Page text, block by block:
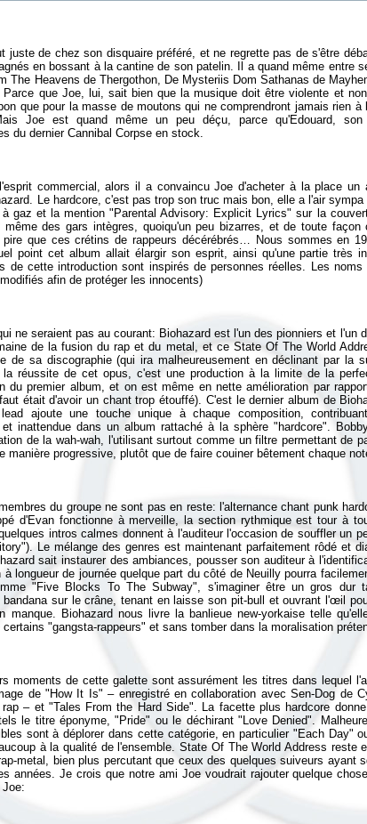
juste de chez son disquaire préféré, et ne regrette pas de s'être
en bossant à la cantine de son patelin. Il a quand même entre
The Heavens de Thergothon, De Mysteriis Dom Sathanas de
Parce que Joe, lui, sait bien que la musique doit être violente et
que pour la masse de moutons qui ne comprendront jamais rien
Joe est quand même un peu déçu, parce qu'Edouard,
commercial, alors il a convaincu Joe d'acheter à la place un
Le hardcore, c'est pas trop son truc mais bon, elle a l'air
gaz et la mention "Parental Advisory: Explicit Lyrics" sur la
même des gars intègres, quoiqu'un peu bizarres, et de toute
pire que ces crétins de rappeurs décérébrés… Nous sommes en
point cet album allait élargir son esprit, ainsi qu'une partie très
de cette introduction sont inspirés de personnes réelles. Les
ne seraient pas au courant: Biohazard est l'un des pionniers et l'un
de la fusion du rap et du metal, et ce State Of The World
de sa discographie (qui ira malheureusement en déclinant par la
la réussite de cet opus, c'est une production à la limite de la
du premier album, et on est même en nette amélioration par
était d'avoir un chant trop étouffé). C'est le dernier album de
ajoute une touche unique à chaque composition,
et inattendue dans un album rattaché à la sphère "hardcore".
de la wah-wah, l'utilisant surtout comme un filtre permettant de
du groupe ne sont pas en reste: l'alternance chant punk
d'Evan fonctionne à merveille, la section rythmique est tour à
intros calmes donnent à l'auditeur l'occasion de souffler un
Le mélange des genres est maintenant parfaitement rôdé et
sait instaurer des ambiances, pousser son auditeur à
à longueur de journée quelque part du côté de Neuilly pourra
"Five Blocks To The Subway", s'imaginer être un gros dur
bandana sur le crâne, tenant en laisse son pit-bull et ouvrant l'œil
manque. Biohazard nous livre la banlieue new-yorkaise telle
moments de cette galette sont assurément les titres dans lequel
de "How It Is" – enregistré en collaboration avec Sen-Dog de
rap – et "Tales From the Hard Side". La facette plus hardcore
le titre éponyme, "Pride" ou le déchirant "Love Denied".
sont à déplorer dans cette catégorie, en particulier "Each Day"
à la qualité de l'ensemble.State Of The World Address reste
metal, bien plus percutant que ceux des quelques suiveurs ayant
années. Je crois que notre ami Joe voudrait rajouter quelque